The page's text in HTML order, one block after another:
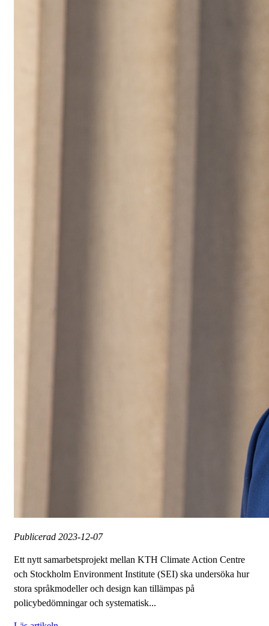
Publicerad 2023-12-07
Ett nytt samarbetsprojekt mellan KTH Climate Action Centre
och Stockholm Environment Institute (SEI) ska undersöka hur
stora språkmodeller och design kan tillämpas på
policybedömningar och systematisk...